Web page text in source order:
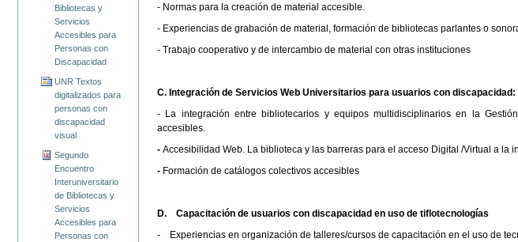
Bibliotecas y
Servicios
Accesibles para
Personas con
Discapacidad
UNR Textos
digitalizados para
personas con
discapacidad
visual
Segundo
Encuentro
Interuniversitario
de Bibliotecas y
Servicios
Accesibles para
Personas con
- Normas para la creación de material accesible.
- Experiencias de grabación de material, formación de bibliotecas parlantes o
- Trabajo cooperativo y de intercambio de material con otras instituciones
C. Integración de Servicios Web Universitarios para usuarios con discapacidad:
- La integración entre bibliotecarios y equipos multidisciplinarios en la
accesibles.
-Accesibilidad Web. La biblioteca y las barreras para el acceso Digital /Virtual a la
- Formación de catálogos colectivos accesibles
D.Capacitación de usuarios con discapacidad en uso de tiflotecnologías
- Experiencias en organización de talleres/cursos de capacitación en el uso de